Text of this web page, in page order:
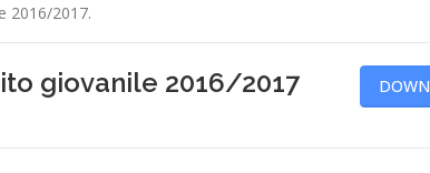
2016/2017.
giovanile 2016/2017